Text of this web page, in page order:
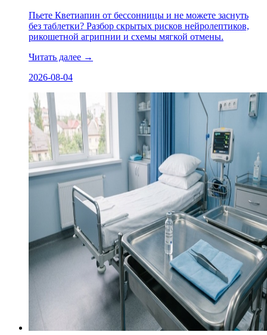
Пьете Кветиапин от бессонницы и не можете заснуть
без таблетки? Разбор скрытых рисков нейролептиков,
рикошетной агрипнии и схемы мягкой отмены.
Читать далее →
2026-08-04